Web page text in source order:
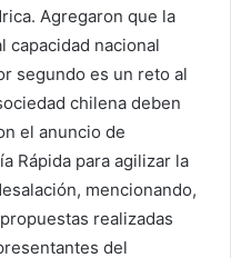
Agregaron que la
capacidad nacional
segundo es un reto al
chilena deben
el anuncio de
Rápida para agilizar la
mencionando,
realizadas
del